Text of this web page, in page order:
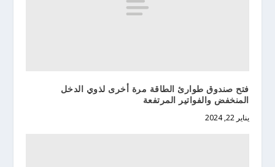
فتح صندوق طوارئ الطاقة مرة أخرى لذوي الدخل
المنخفض والفواتير المرتفعة
يناير 22, 2024